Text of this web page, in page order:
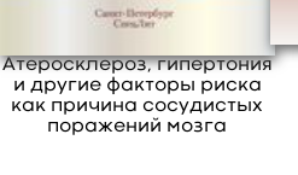
Атеросклероз, гипертония
и другие факторы риска
как причина сосудистых
поражений мозга